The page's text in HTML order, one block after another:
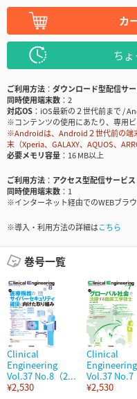
カ
ち
ご利用方法
ダウンロード型配信サー
同時使用端末数
2
対応OS
iOS最新の２世代前まで /
※コンテンツの使用にあたり、専用
※Androidは、Android２世代前の端
末（Xperia、GALAXY、AQUOS、
必要メモリ容量
16 MB以上
ご利用方法
アクセス型配信サービス
同時使用端末数
1
※インターネット経由でのWEBブラ
※導入・利用方法の詳細はこちら
巻号一覧
Clinical
Engineering
Vol.37 No.8（2...
¥2,530
Clinical
Engineering
Vol.37 No.7
¥2,530